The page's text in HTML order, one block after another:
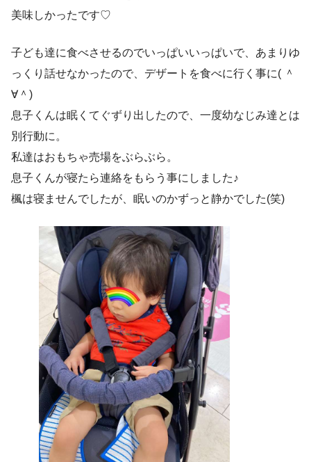
美味しかったです♡
子ども達に食べさせるのでいっぱいいっぱいで、あまりゆ
っくり話せなかったので、デザートを食べに行く事に( ＾
∀＾)
息子くんは眠くてぐずり出したので、一度幼なじみ達とは
別行動に。
私達はおもちゃ売場をぶらぶら。
息子くんが寝たら連絡をもらう事にしました♪
楓は寝ませんでしたが、眠いのかずっと静かでした(笑)